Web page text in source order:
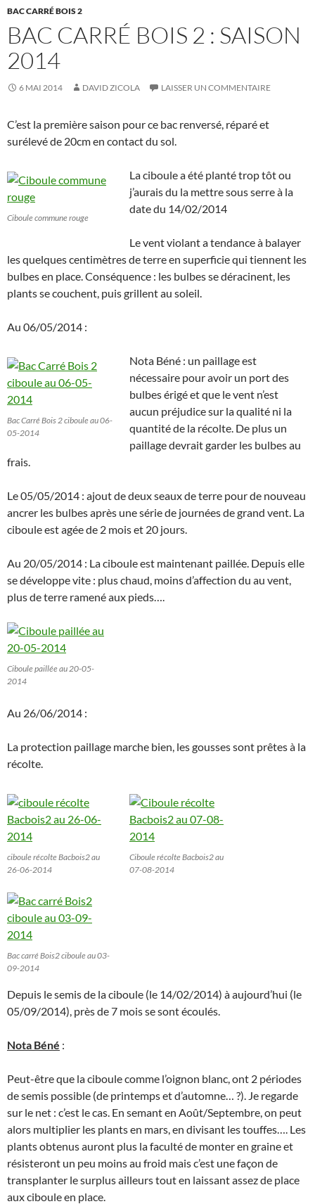
BAC CARRÉ BOIS 2
BAC CARRÉ BOIS 2 : SAISON
2014
6 MAI 2014 DAVID ZICOLA LAISSER UN COMMENTAIRE
C’est la première saison pour ce bac renversé, réparé et
surélevé de 20cm en contact du sol.
Ciboule commune rouge
La ciboule a été planté trop tôt ou
j’aurais du la mettre sous serre à la
date du 14/02/2014
Le vent violant a tendance à balayer
les quelques centimètres de terre en superficie qui tiennent les
bulbes en place. Conséquence : les bulbes se déracinent, les
plants se couchent, puis grillent au soleil.
Au 06/05/2014 :
Bac Carré Bois 2 ciboule au 06-
05-2014
Nota Béné : un paillage est
nécessaire pour avoir un port des
bulbes érigé et que le vent n’est
aucun préjudice sur la qualité ni la
quantité de la récolte. De plus un
paillage devrait garder les bulbes au
frais.
Le 05/05/2014 : ajout de deux seaux de terre pour de nouveau
ancrer les bulbes après une série de journées de grand vent. La
ciboule est agée de 2 mois et 20 jours.
Au 20/05/2014 : La ciboule est maintenant paillée. Depuis elle
se développe vite : plus chaud, moins d’affection du au vent,
plus de terre ramené aux pieds….
Ciboule paillée au 20-05-
2014
Au 26/06/2014 :
La protection paillage marche bien, les gousses sont prêtes à la
récolte.
ciboule récolte Bacbois2 au
26-06-2014
Ciboule récolte Bacbois2 au
07-08-2014
Bac carré Bois2 ciboule au 03-
09-2014
Depuis le semis de la ciboule (le 14/02/2014) à aujourd’hui (le
05/09/2014), près de 7 mois se sont écoulés.
Nota Béné :
Peut-être que la ciboule comme l’oignon blanc, ont 2 périodes
de semis possible (de printemps et d’automne… ?). Je regarde
sur le net : c’est le cas. En semant en Août/Septembre, on peut
alors multiplier les plants en mars, en divisant les touffes…. Les
plants obtenus auront plus la faculté de monter en graine et
résisteront un peu moins au froid mais c’est une façon de
transplanter le surplus ailleurs tout en laissant assez de place
aux ciboule en place.